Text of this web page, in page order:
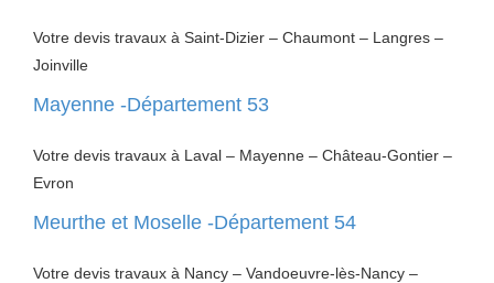
Votre devis travaux à Saint-Dizier – Chaumont – Langres –
Joinville
Mayenne -Département 53
Votre devis travaux à Laval – Mayenne – Château-Gontier –
Evron
Meurthe et Moselle -Département 54
Votre devis travaux à Nancy – Vandoeuvre-lès-Nancy –